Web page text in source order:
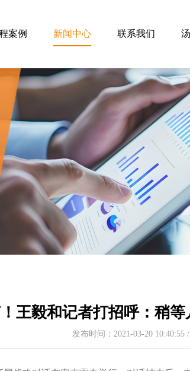
案例 新闻中心 联系我们
王毅和记者打招呼：稍
发布时间：2021-03-20 10:40:55